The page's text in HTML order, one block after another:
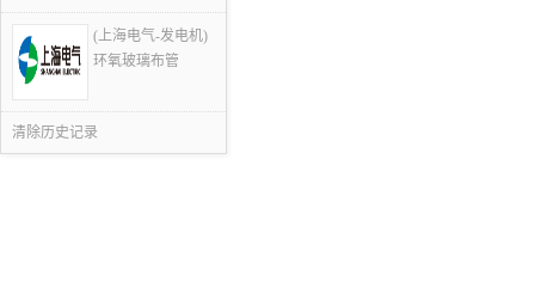
(上海电气-发电机)
环氧玻璃布管
清除历史记录